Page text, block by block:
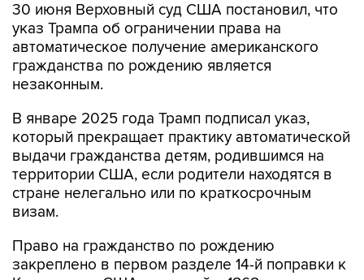
30 июня Верховный суд США постановил, что
указ Трампа об ограничении права на
автоматическое получение американского
гражданства по рождению является
незаконным.
В январе 2025 года Трамп подписал указ,
который прекращает практику автоматической
выдачи гражданства детям, родившимся на
территории США, если родители находятся в
стране нелегально или по краткосрочным
визам.
Право на гражданство по рождению
закреплено в первом разделе 14-й поправки к